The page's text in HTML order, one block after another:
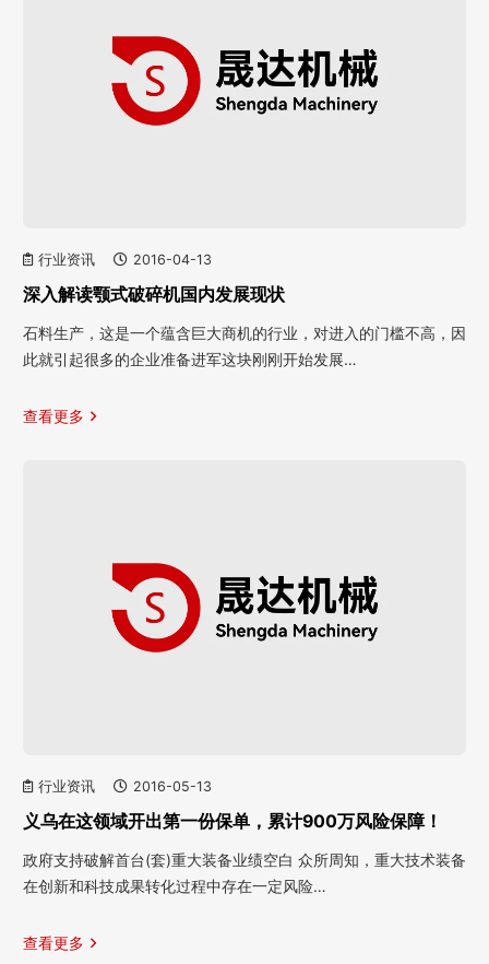
行业资讯 2016-04-13
深入解读颚式破碎机国内发展现状
石料生产，这是一个蕴含巨大商机的行业，对进入的门槛不高，因
此就引起很多的企业准备进军这块刚刚开始发展…
查看更多
行业资讯 2016-05-13
义乌在这领域开出第一份保单，累计900万风险保障！
政府支持破解首台(套)重大装备业绩空白 众所周知，重大技术装备
在创新和科技成果转化过程中存在一定风险…
查看更多